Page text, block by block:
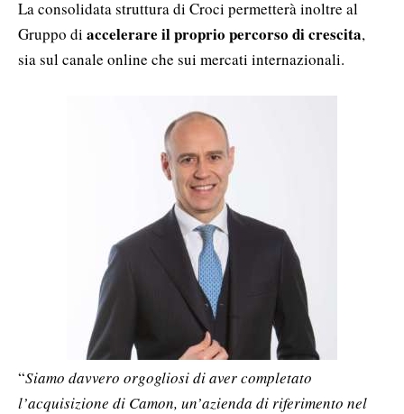
La consolidata struttura di Croci permetterà inoltre al
Gruppo di accelerare il proprio percorso di crescita,
sia sul canale online che sui mercati internazionali.
“Siamo davvero orgogliosi di aver completato
l’acquisizione di Camon, un’azienda di riferimento nel